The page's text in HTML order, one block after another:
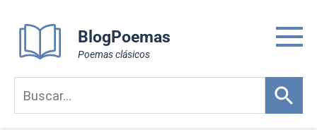
content
BlogPoemas
Poemas clásicos